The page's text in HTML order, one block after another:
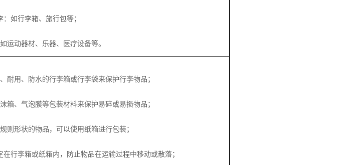
：如行李箱、旅行包等；
运动器材、乐器、医疗设备等。
耐用、防水的行李箱或行李袋来保护行李物品；
箱、气泡膜等包装材料来保护易碎或易损物品；
则形状的物品，可以使用纸箱进行包装；
行李箱或纸箱内，防止物品在运输过程中移动或散落；